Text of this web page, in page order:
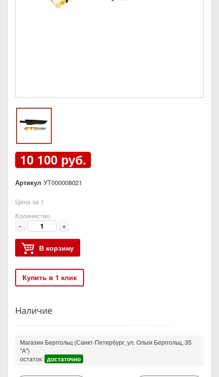
10 100 руб.
Артикул УТ000008021
Цена за 1
Количество
- +
В корзину
Купить в 1 клик
Наличие
Магазин Берггольц (Санкт-Петербург, ул. Ольги Берггольц, 35
"А")
остаток: достаточно